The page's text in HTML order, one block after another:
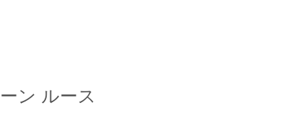
ン ルース